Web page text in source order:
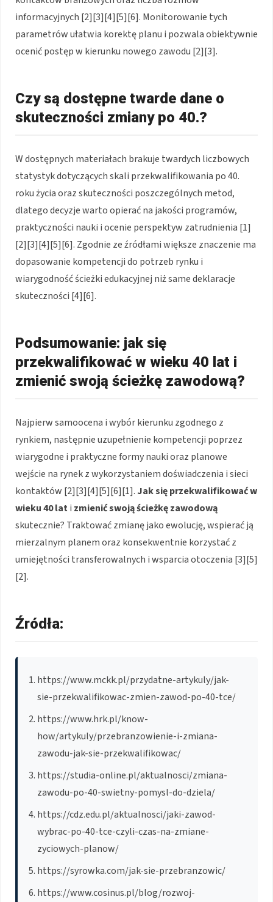
informacyjnych [2][3][4][5][6]. Monitorowanie tych
parametrów ułatwia korektę planu i pozwala obiektywnie
ocenić postęp w kierunku nowego zawodu [2][3].
Czy są dostępne twarde dane o
skuteczności zmiany po 40.?
W dostępnych materiałach brakuje twardych liczbowych
statystyk dotyczących skali przekwalifikowania po 40.
roku życia oraz skuteczności poszczególnych metod,
dlatego decyzje warto opierać na jakości programów,
praktyczności nauki i ocenie perspektyw zatrudnienia [1]
[2][3][4][5][6]. Zgodnie ze źródłami większe znaczenie ma
dopasowanie kompetencji do potrzeb rynku i
wiarygodność ścieżki edukacyjnej niż same deklaracje
skuteczności [4][6].
Podsumowanie: jak się
przekwalifikować w wieku 40 lat i
zmienić swoją ścieżkę zawodową?
Najpierw samoocena i wybór kierunku zgodnego z
rynkiem, następnie uzupełnienie kompetencji poprzez
wiarygodne i praktyczne formy nauki oraz planowe
wejście na rynek z wykorzystaniem doświadczenia i sieci
kontaktów [2][3][4][5][6][1]. Jak się przekwalifikować w
wieku 40 lati zmienić swoją ścieżkę zawodową
skutecznie? Traktować zmianę jako ewolucję, wspierać ją
mierzalnym planem oraz konsekwentnie korzystać z
umiejętności transferowalnych i wsparcia otoczenia [3][5]
[2].
Źródła:
https://www.mckk.pl/przydatne-artykuly/jak-
sie-przekwalifikowac-zmien-zawod-po-40-tce/
https://www.hrk.pl/know-
how/artykuly/przebranzowienie-i-zmiana-
zawodu-jak-sie-przekwalifikowac/
https://studia-online.pl/aktualnosci/zmiana-
zawodu-po-40-swietny-pomysl-do-dziela/
https://cdz.edu.pl/aktualnosci/jaki-zawod-
wybrac-po-40-tce-czyli-czas-na-zmiane-
zyciowych-planow/
https://syrowka.com/jak-sie-przebranzowic/
https://www.cosinus.pl/blog/rozwoj-